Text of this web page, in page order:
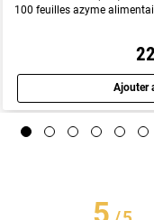
100 feuilles azyme
Ajouter
5